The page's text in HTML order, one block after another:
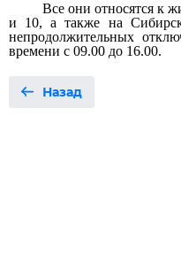
Все они относятся к
и 10, а также на
непродолжительных
времени с 09.00 до 16.00.
Назад